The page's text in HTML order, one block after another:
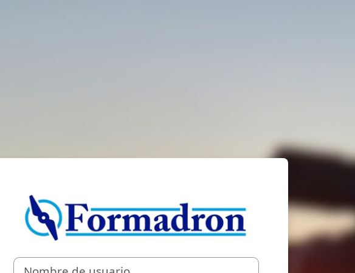
Entrar a Cursos Formadron
Nombre de usuario